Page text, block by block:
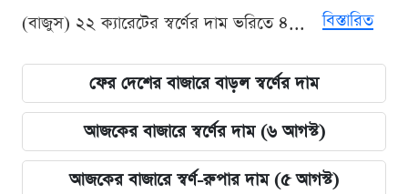
(বাজুস) ২২ ক্যারেটের স্বর্ণের দাম ভরিতে ৪...
বিস্তারিত
ফের দেশের বাজারে বাড়ল স্বর্ণের দাম
আজকের বাজারে স্বর্ণের দাম (৬ আগস্ট)
আজকের বাজারে স্বর্ণ-রুপার দাম (৫ আগস্ট)